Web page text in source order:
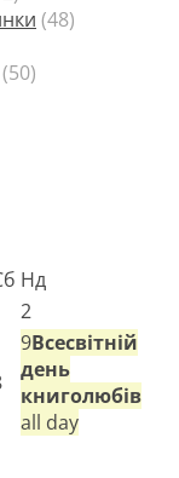
(48)
(50)
Нд
2
9Всесвітній
день
книголюбів
all day